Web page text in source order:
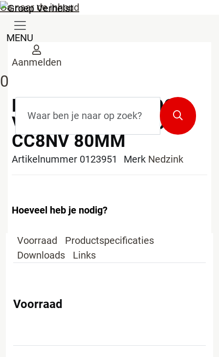
Ga naar de inhoud
MENU
Aanmelden
0
Zoeken
NEDZINK ELLEBOOG
VIERKANT NEW NOVA
CC8NV 80MM
Artikelnummer 0123951 Merk Nedzink
Hoeveel heb je nodig?
Voorraad
Productspecificaties
Downloads
Links
Voorraad